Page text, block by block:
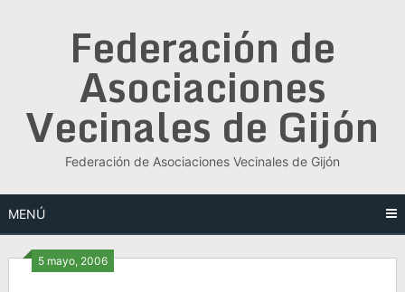
Federación de
Asociaciones
Vecinales de Gijón
Federación de Asociaciones Vecinales de Gijón
MENÚ
5 mayo, 2006